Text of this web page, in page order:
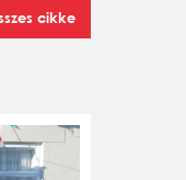
cikke